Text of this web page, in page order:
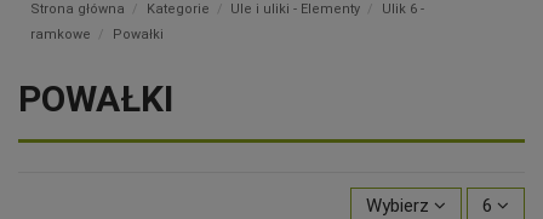
Strona główna Kategorie Ule i uliki - Elementy
Ulik 6 -
ramkowe
Powałki
POWAŁKI
Wybierz 6